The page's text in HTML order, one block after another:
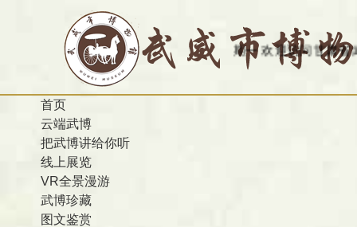
：2026-08-10 农历 丙午 星期一 欢迎访问甘肃省武威市博物
首页
云端武博
把武博讲给你听
线上展览
VR全景漫游
武博珍藏
图文鉴赏